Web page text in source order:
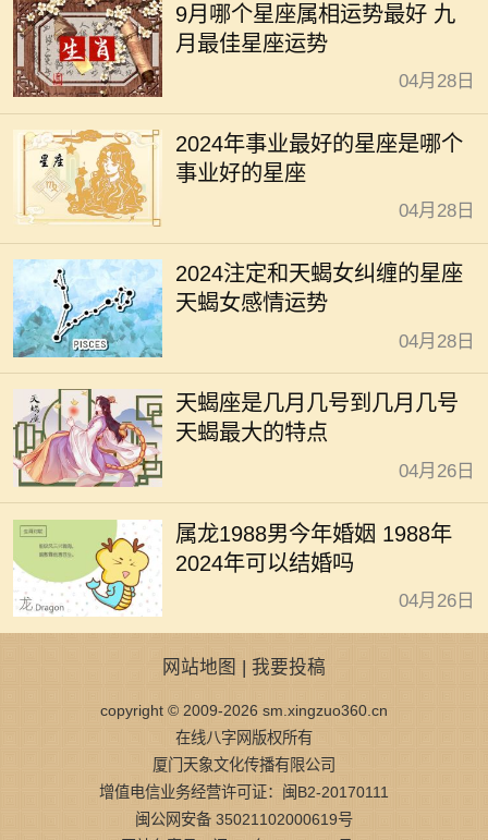
9月哪个星座属相运势最好 九
月最佳星座运势
04月28日
2024年事业最好的星座是哪个
事业好的星座
04月28日
2024注定和天蝎女纠缠的星座
天蝎女感情运势
04月28日
天蝎座是几月几号到几月几号
天蝎最大的特点
04月26日
属龙1988男今年婚姻 1988年
2024年可以结婚吗
04月26日
网站地图 我要投稿
copyright © 2009-2026 sm.xingzuo360.cn
在线八字网版权所有
厦门天象文化传播有限公司
增值电信业务经营许可证：闽B2-20170111
闽公网安备 35021102000619号